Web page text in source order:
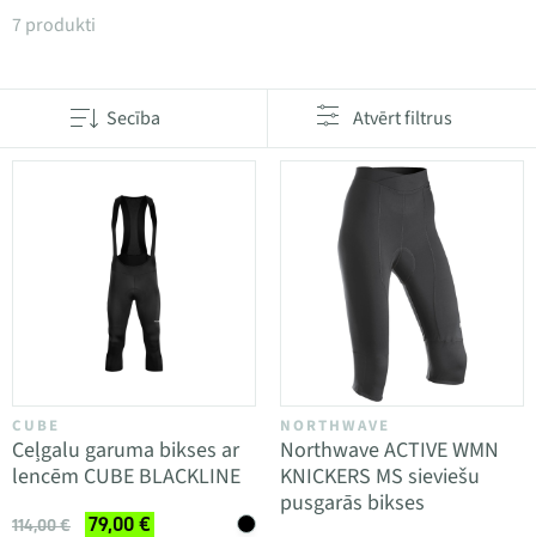
Produkti kategorijā 3/4 Šorti
7 produkti
Secība Atvērt filtrus
CUBE
Ceļgalu garuma bikses ar
lencēm CUBE BLACKLINE
114,00 € 79,00 €
NORTHWAVE
Northwave ACTIVE WMN
KNICKERS MS sieviešu
pusgarās bikses